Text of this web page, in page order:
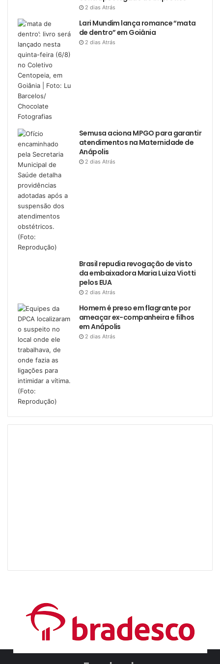
2 dias Atrás
Lari Mundim lança romance “mata
de dentro” em Goiânia
2 dias Atrás
Semusa aciona MPGO para garantir
atendimentos na Maternidade de
Anápolis
2 dias Atrás
Brasil repudia revogação de visto
da embaixadora Maria Luiza Viotti
pelos EUA
2 dias Atrás
Homem é preso em flagrante por
ameaçar ex-companheira e filhos
em Anápolis
2 dias Atrás